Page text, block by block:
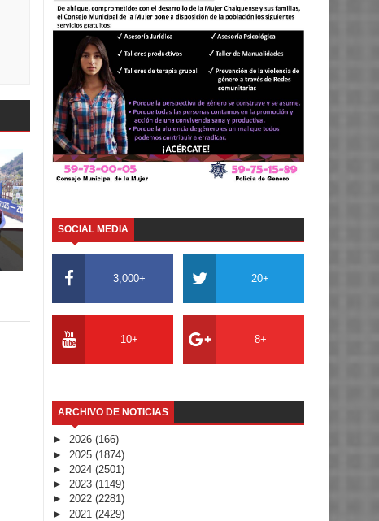
SOCIAL MEDIA
3,000+ 20+
10+ 8+
ARCHIVO DE NOTICIAS
► 2026 (166)
► 2025 (1874)
► 2024 (2501)
► 2023 (1149)
► 2022 (2281)
► 2021 (2429)